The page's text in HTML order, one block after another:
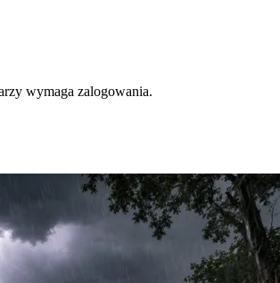
wymaga zalogowania.